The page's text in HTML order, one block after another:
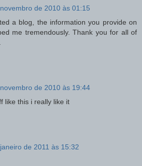
de 2010 às 01:15
a blog, the information you provide on
me tremendously. Thank you for all of
de 2010 às 19:44
like this i really like it
de 2011 às 15:32